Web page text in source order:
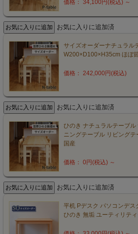
価格： 34,100円(税込) ～
お気に入りに追加済
サイズオーダーナチュラル
W200×D100×H35cm ほぼ
価格： 242,000円(税込)
お気に入りに追加済
ひのき ナチュラルテーブル
ニングテーブル リビング
国産
価格： 0円(税込) ～
お気に入りに追加済
平机 Pデスク パソコンデス
ひのき 無垢 ユーティリテ